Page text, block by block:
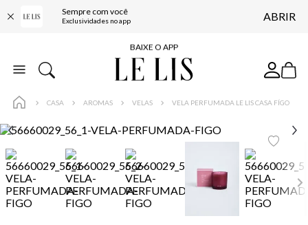
Sempre com você
Exclusividades no app ABRIR
FRETE GRÁTIS*
BAIXE O APP
10% OFF NA PRIMEIRA COMPRA*
FRETE GRÁTIS*
BAIXE O APP
10% OFF NA PRIMEIRA COMPRA*
CASA AROMAS VELAS VELA PERFUMADA LE LIS CASA FÍGO